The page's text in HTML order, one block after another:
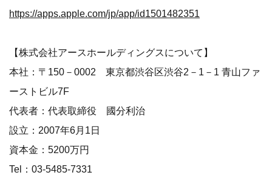
https://apps.apple.com/jp/app/id1501482351
【株式会社アースホールディングスについて】
本社：〒150－0002 東京都渋谷区渋谷2－1－1 青山ファ
ーストビル7F
代表者：代表取締役 國分利治
設立：2007年6月1日
資本金：5200万円
Tel：03-5485-7331